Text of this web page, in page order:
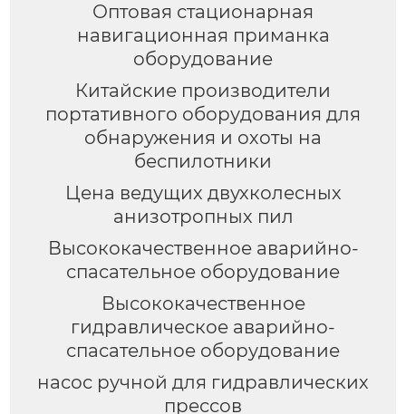
Оптовая стационарная
навигационная приманка
оборудование
Китайские производители
портативного оборудования для
обнаружения и охоты на
беспилотники
Цена ведущих двухколесных
анизотропных пил
Высококачественное аварийно-
спасательное оборудование
Высококачественное
гидравлическое аварийно-
спасательное оборудование
насос ручной для гидравлических
прессов